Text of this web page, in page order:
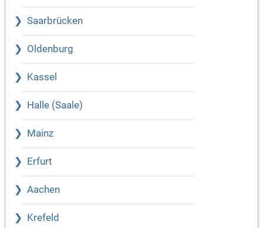
Saarbrücken
Oldenburg
Kassel
Halle (Saale)
Mainz
Erfurt
Aachen
Krefeld